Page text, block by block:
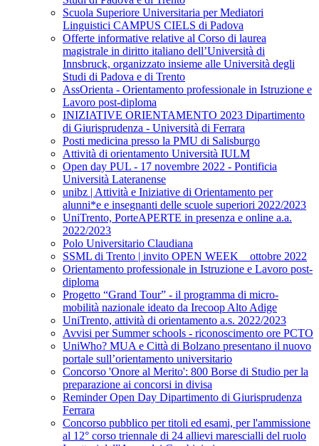
Scuola Superiore Universitaria per Mediatori
Linguistici CAMPUS CIELS di Padova
Offerte informative relative al Corso di laurea
magistrale in diritto italiano dell’Università di
Innsbruck, organizzato insieme alle Università degli
Studi di Padova e di Trento
AssOrienta - Orientamento professionale in Istruzione e
Lavoro post-diploma
INIZIATIVE ORIENTAMENTO 2023 Dipartimento
di Giurisprudenza - Università di Ferrara
Posti medicina presso la PMU di Salisburgo
Attività di orientamento Università IULM
Open day PUL - 17 novembre 2022 - Pontificia
Università Lateranense
unibz | Attività e Iniziative di Orientamento per
alunni*e e insegnanti delle scuole superiori 2022/2023
UniTrento, PorteAPERTE in presenza e online a.a.
2022/2023
Polo Universitario Claudiana
SSML di Trento | invito OPEN WEEK _ ottobre 2022
Orientamento professionale in Istruzione e Lavoro post-
diploma
Progetto “Grand Tour” - il programma di micro-
mobilità nazionale ideato da Irecoop Alto Adige
UniTrento, attività di orientamento a.s. 2022/2023
Avvisi per Summer schools - riconoscimento ore PCTO
UniWho? MUA e Città di Bolzano presentano il nuovo
portale sull’orientamento universitario
Concorso 'Onore al Merito': 800 Borse di Studio per la
preparazione ai concorsi in divisa
Reminder Open Day Dipartimento di Giurisprudenza
Ferrara
Concorso pubblico per titoli ed esami, per l'ammissione
al 12° corso triennale di 24 allievi marescialli del ruolo